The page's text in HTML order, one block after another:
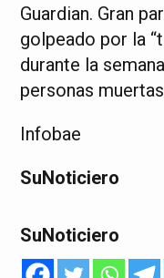
Guardian. Gran
golpeado por la
durante la
personas
Infobae
SuNoticiero
SuNoticiero